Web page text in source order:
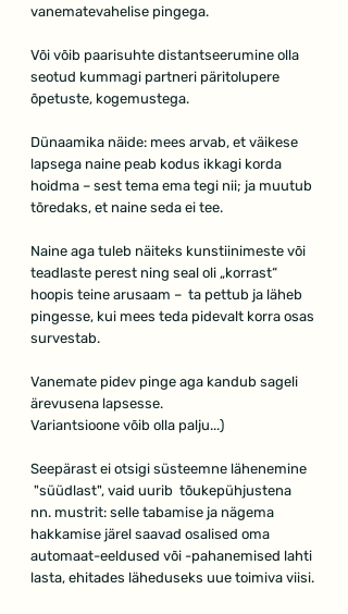
vanematevahelise pingega.
Või võib paarisuhte distantseerumine olla
seotud kummagi partneri päritolupere
õpetuste, kogemustega.
Dünaamika näide: mees arvab, et väikese
lapsega naine peab kodus ikkagi korda
hoidma – sest tema ema tegi nii; ja muutub
tõredaks, et naine seda ei tee.
Naine aga tuleb näiteks kunstiinimeste või
teadlaste perest ning seal oli „korrast“
hoopis teine arusaam –  ta pettub ja läheb
pingesse, kui mees teda pidevalt korra osas
survestab.
Vanemate pidev pinge aga kandub sageli
ärevusena lapsesse.
Variantsioone võib olla palju...)
Seepärast ei otsigi süsteemne lähenemine
"süüdlast", vaid uurib  tõukepühjustena
nn. mustrit: selle tabamise ja nägema
hakkamise järel saavad osalised oma
automaat-eeldused või -pahanemised lahti
lasta, ehitades läheduseks uue toimiva viisi.